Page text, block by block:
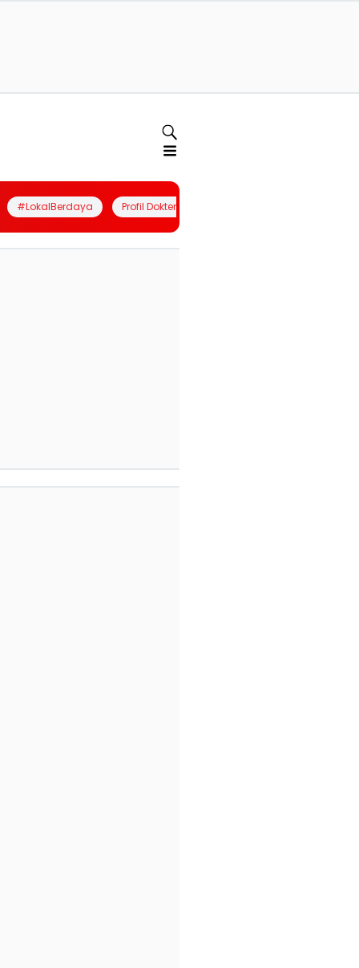
#LokalBerdaya Profil Dokter